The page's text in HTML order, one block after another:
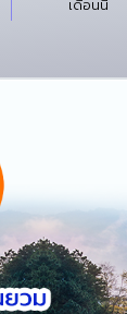
เดือนนี้